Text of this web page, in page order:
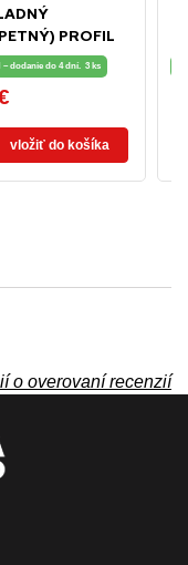
PROFIL
APLAST 60
– dodanie do 4 dní. 3 ks
vložiť do košíka
o overovaní recenzií